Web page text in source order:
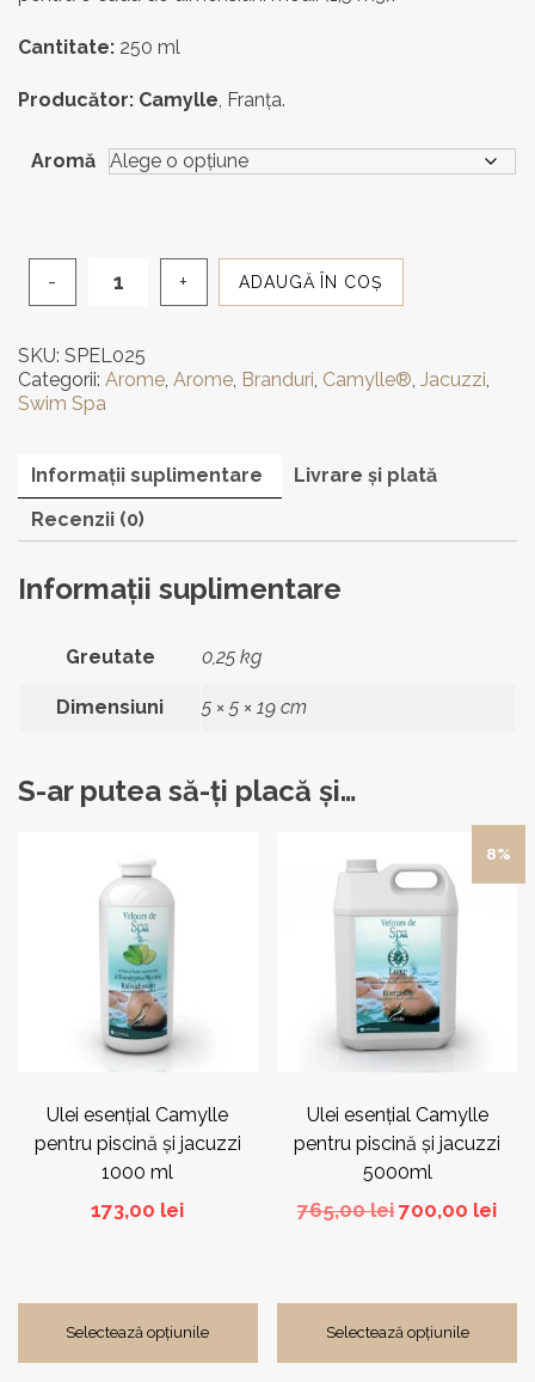
Cantitate: 250 ml
Producător: Camylle , Franţa.
Aromă
Cantitate
Camylle
pentru
piscină
250
ml
ADAUGĂ ÎN COȘ
SKU: SPEL025
Categorii: Arome Arome Branduri Camylle® Jacuzzi
Swim Spa
Informații suplimentare
Livrare și plată
Recenzii (0)
Informații suplimentare
Greutate 0,25 kg
Dimensiuni 5 × 5 × 19 cm
S-ar putea să-ți placă și…
Ulei esențial Camylle
pentru piscină și jacuzzi
1000 ml
173,00 lei
Selectează opțiunile
pagina
8%
Ulei esențial Camylle
pentru piscină și jacuzzi
5000ml
765,00leiPrețul
700,00 lei
Selectează opțiunile
pagina